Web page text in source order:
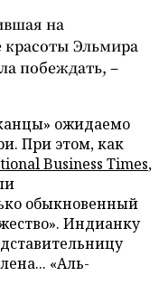
на
Эльмира
побеждать, –
ожидаемо
При этом, как
Business Times,
обыкновенный
Индианку
«Аль-